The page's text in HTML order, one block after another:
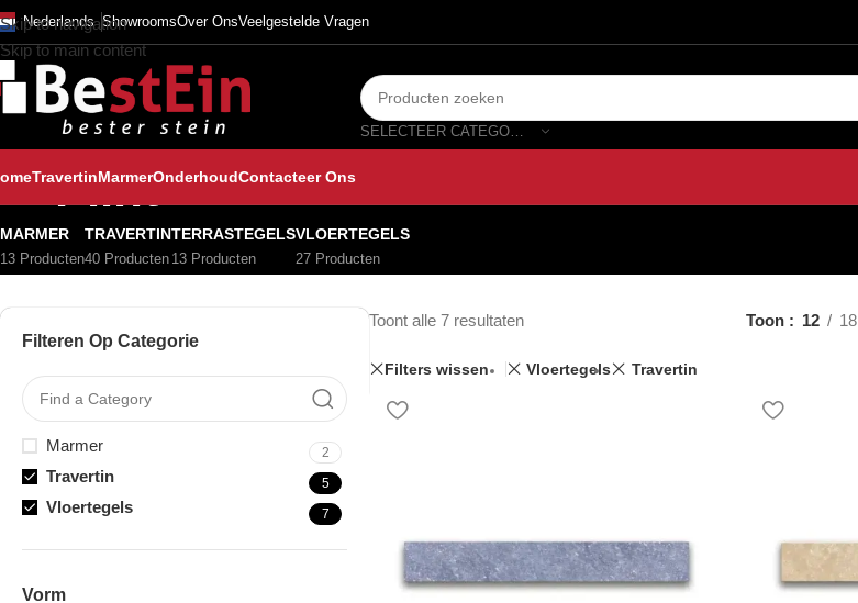
Skip to navigation
Skip to main content
Nederlands ShowroomsOver OnsVeelgestelde Vragen
TravertinMarmerOnderhoudContacteer Ons
Plint
MARMER
13 Producten
TRAVERTIN
40 Producten
TERRASTEGELS
13 Producten
VLOERTEGELS
27 Producten
Filteren Op Categorie
Marmer 2
Travertin 5
Vloertegels 7
Vorm
Toont alle 7 resultaten Toon 12 18
Filters wissen Vloertegels Travertin